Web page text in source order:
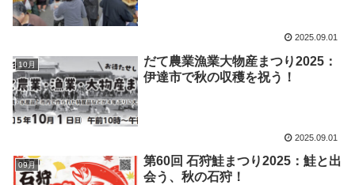
2025.09.01
10月
だて農業漁業大物産まつり2025：
伊達市で秋の収穫を祝う！
2025.09.01
09月
第60回 石狩鮭まつり2025：鮭と出
会う、秋の石狩！